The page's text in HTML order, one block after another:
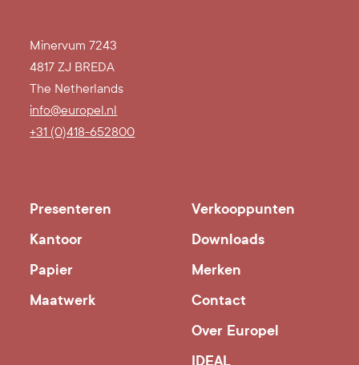
Minervum 7243
4817 ZJ BREDA
The Netherlands
info@europel.nl
+31 (0)418-652800
Presenteren
Kantoor
Papier
Maatwerk
Verkooppunten
Downloads
Merken
Contact
Over Europel
IDEAL